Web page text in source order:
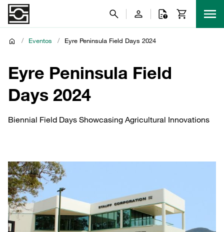
/ Eventos / Eyre Peninsula Field Days 2024
Eyre Peninsula Field
Days 2024
Biennial Field Days Showcasing Agricultural Innovations